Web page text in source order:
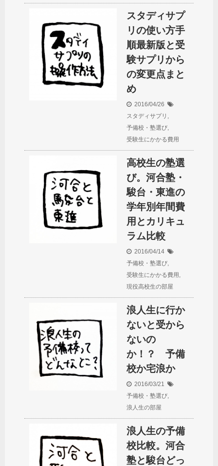
スタディサプ
リの使い方手
順最新版と受
験サプリから
の変更点まと
め
2016/04/26
スタディサプリ ,
予備校・塾選び,
受験生にかかる費用
高校生の塾選
び。河合塾・
駿台・東進の
学年別年間費
用とカリキュ
ラム比較
2016/04/14
予備校・塾選び,
受験生にかかる費用 ,
現役高校生の部屋
浪人生に行か
ないと受から
ないの
か！？ 予備
校か宅浪か
2016/03/21
予備校・塾選び,
浪人生の部屋
浪人生の予備
校比較。河合
塾と駿台どっ